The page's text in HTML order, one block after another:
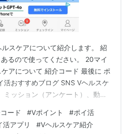
スケアについて紹介します。 紹
るので使ってください。 20マイ
アについて 紹介コード 最後に ポ
活おすすめブログ SNS Vヘルスケ
ミッション（アンケート）、動画
＊毎日5000歩の場合、Ｖポイ
ほどかかります。 紹介コード 新
ード #Vポイント #ポイ活
活アプリ #Vヘルスケア紹介